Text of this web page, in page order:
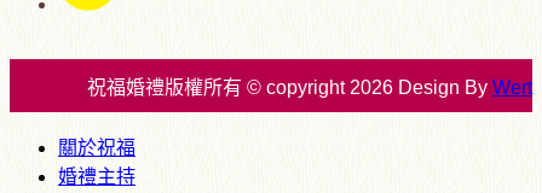
祝福婚禮版權所有 © copyright 2026 Design By Wert
關於祝福
婚禮主持